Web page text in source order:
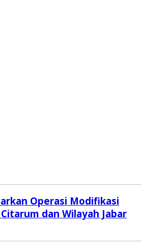
Operasi Modifikasi
Citarum dan Wilayah Jabar